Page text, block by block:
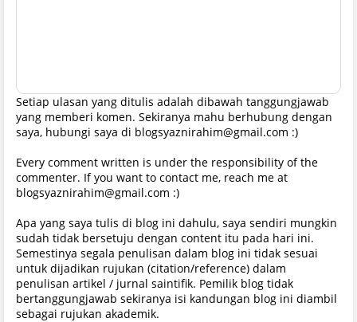
Setiap ulasan yang ditulis adalah dibawah tanggungjawab
yang memberi komen. Sekiranya mahu berhubung dengan
saya, hubungi saya di blogsyaznirahim@gmail.com :)
Every comment written is under the responsibility of the
commenter. If you want to contact me, reach me at
blogsyaznirahim@gmail.com :)
Apa yang saya tulis di blog ini dahulu, saya sendiri mungkin
sudah tidak bersetuju dengan content itu pada hari ini.
Semestinya segala penulisan dalam blog ini tidak sesuai
untuk dijadikan rujukan (citation/reference) dalam
penulisan artikel / jurnal saintifik. Pemilik blog tidak
bertanggungjawab sekiranya isi kandungan blog ini diambil
sebagai rujukan akademik.